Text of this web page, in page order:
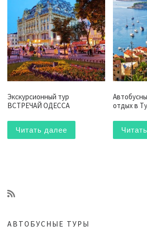
Экскурсионный тур
ВСТРЕЧАЙ ОДЕССА
Читать далее
отдых в
АВТОБУСНЫЕ ТУРЫ